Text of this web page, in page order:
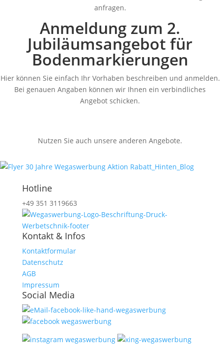
anfragen.
Anmeldung zum 2.
Jubiläumsangebot für
Bodenmarkierungen
Hier können Sie einfach Ihr Vorhaben beschreiben und anmelden.
Bei genauen Angaben können wir Ihnen ein verbindliches
Angebot schicken.
Nutzen Sie auch unsere anderen Angebote.
Hotline
+49 351 3119663
Kontakt & Infos
Kontaktformular
Datenschutz
AGB
Impressum
Social Media